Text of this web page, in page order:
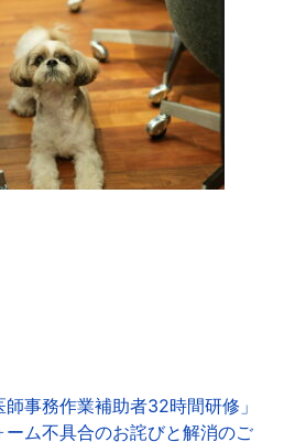
師事務作業補助者32時間研修」
ーム不具合のお詫びと解消のご